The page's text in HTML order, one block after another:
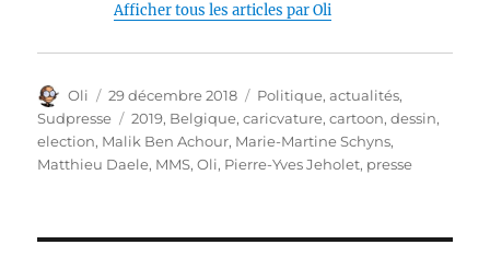
Afficher tous les articles par Oli
Auteur
Oli
Publié
le
29 décembre 2018 Catégories
Politique, actualités,
Sudpresse
Étiquettes
2019, Belgique,caricvature,cartoon,dessin,
election, Malik Ben Achour, Marie-Martine Schyns,
Matthieu Daele, MMS,Oli, Pierre-Yves Jeholet, presse